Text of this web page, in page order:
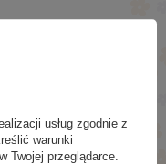
prześlij nam
przetwarzane zgodnie z
jej postanowienia.
usług zgodnie z
warunki
Twojej przeglądarce.